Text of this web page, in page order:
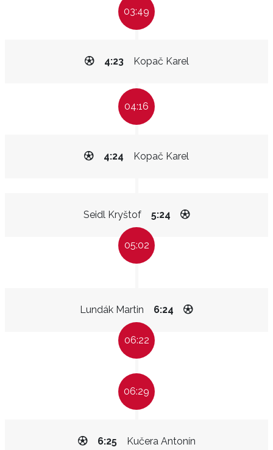
03:49
Kopač Karel
4:23
04:16
Kopač Karel
4:24
Seidl Kryštof 5:24
05:02
Lundák Martin 6:24
06:22
06:29
Kučera Antonín
6:25